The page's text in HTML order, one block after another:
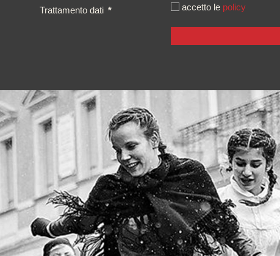
Trattamento dati * accetto le policy